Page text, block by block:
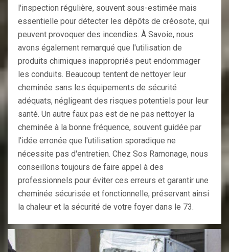
l'inspection régulière, souvent sous-estimée mais
essentielle pour détecter les dépôts de créosote, qui
peuvent provoquer des incendies. À Savoie, nous
avons également remarqué que l'utilisation de
produits chimiques inappropriés peut endommager
les conduits. Beaucoup tentent de nettoyer leur
cheminée sans les équipements de sécurité
adéquats, négligeant des risques potentiels pour leur
santé. Un autre faux pas est de ne pas nettoyer la
cheminée à la bonne fréquence, souvent guidée par
l'idée erronée que l'utilisation sporadique ne
nécessite pas d'entretien. Chez Sos Ramonage, nous
conseillons toujours de faire appel à des
professionnels pour éviter ces erreurs et garantir une
cheminée sécurisée et fonctionnelle, préservant ainsi
la chaleur et la sécurité de votre foyer dans le 73.